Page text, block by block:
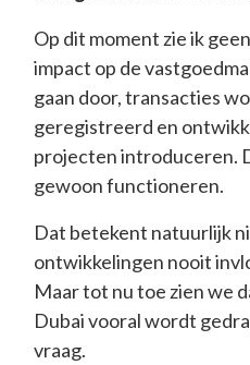
Op dit moment zie ik
impact op de
gaan door, transacties
geregistreerd en
projecten introduceren.
gewoon functioneren.
Dat betekent natuurlijk
ontwikkelingen nooit
Maar tot nu toe zien we
Dubai vooral wordt
vraag.